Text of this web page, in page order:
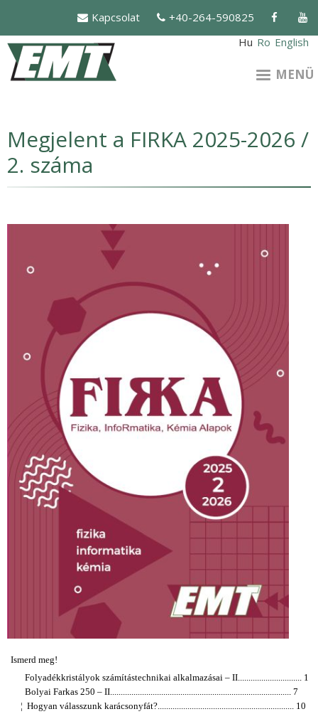
tartalomra
Kapcsolat
+40-264-590825
Hu Ro English
MENÜ
Megjelent a FIRKA 2025-2026 /
2. száma
Ismerd meg!
Folyadékkristályok számítástechnikai alkalmazásai – II.............................. 1
Bolyai Farkas 250 – II..................................................................................... 7
¦ Hogyan válasszunk karácsonyfát?................................................................ 10